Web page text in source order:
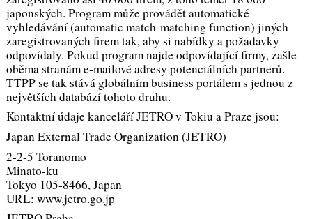
japonských. Program může provádět automatické
vyhledávání (automatic match-matching function) jiných
zaregistrovaných firem tak, aby si nabídky a požadavky
odpovídaly. Pokud program najde odpovídající firmy, zašle
oběma stranám e-mailové adresy potenciálních partnerů.
TTPP se tak stává globálním business portálem s jednou z
největších databází tohoto druhu.
Kontaktní údaje kanceláří JETRO v Tokiu a Praze jsou:
Japan External Trade Organization (JETRO)
2-2-5 Toranomo
Minato-ku
Tokyo 105-8466, Japan
URL: www.jetro.go.jp